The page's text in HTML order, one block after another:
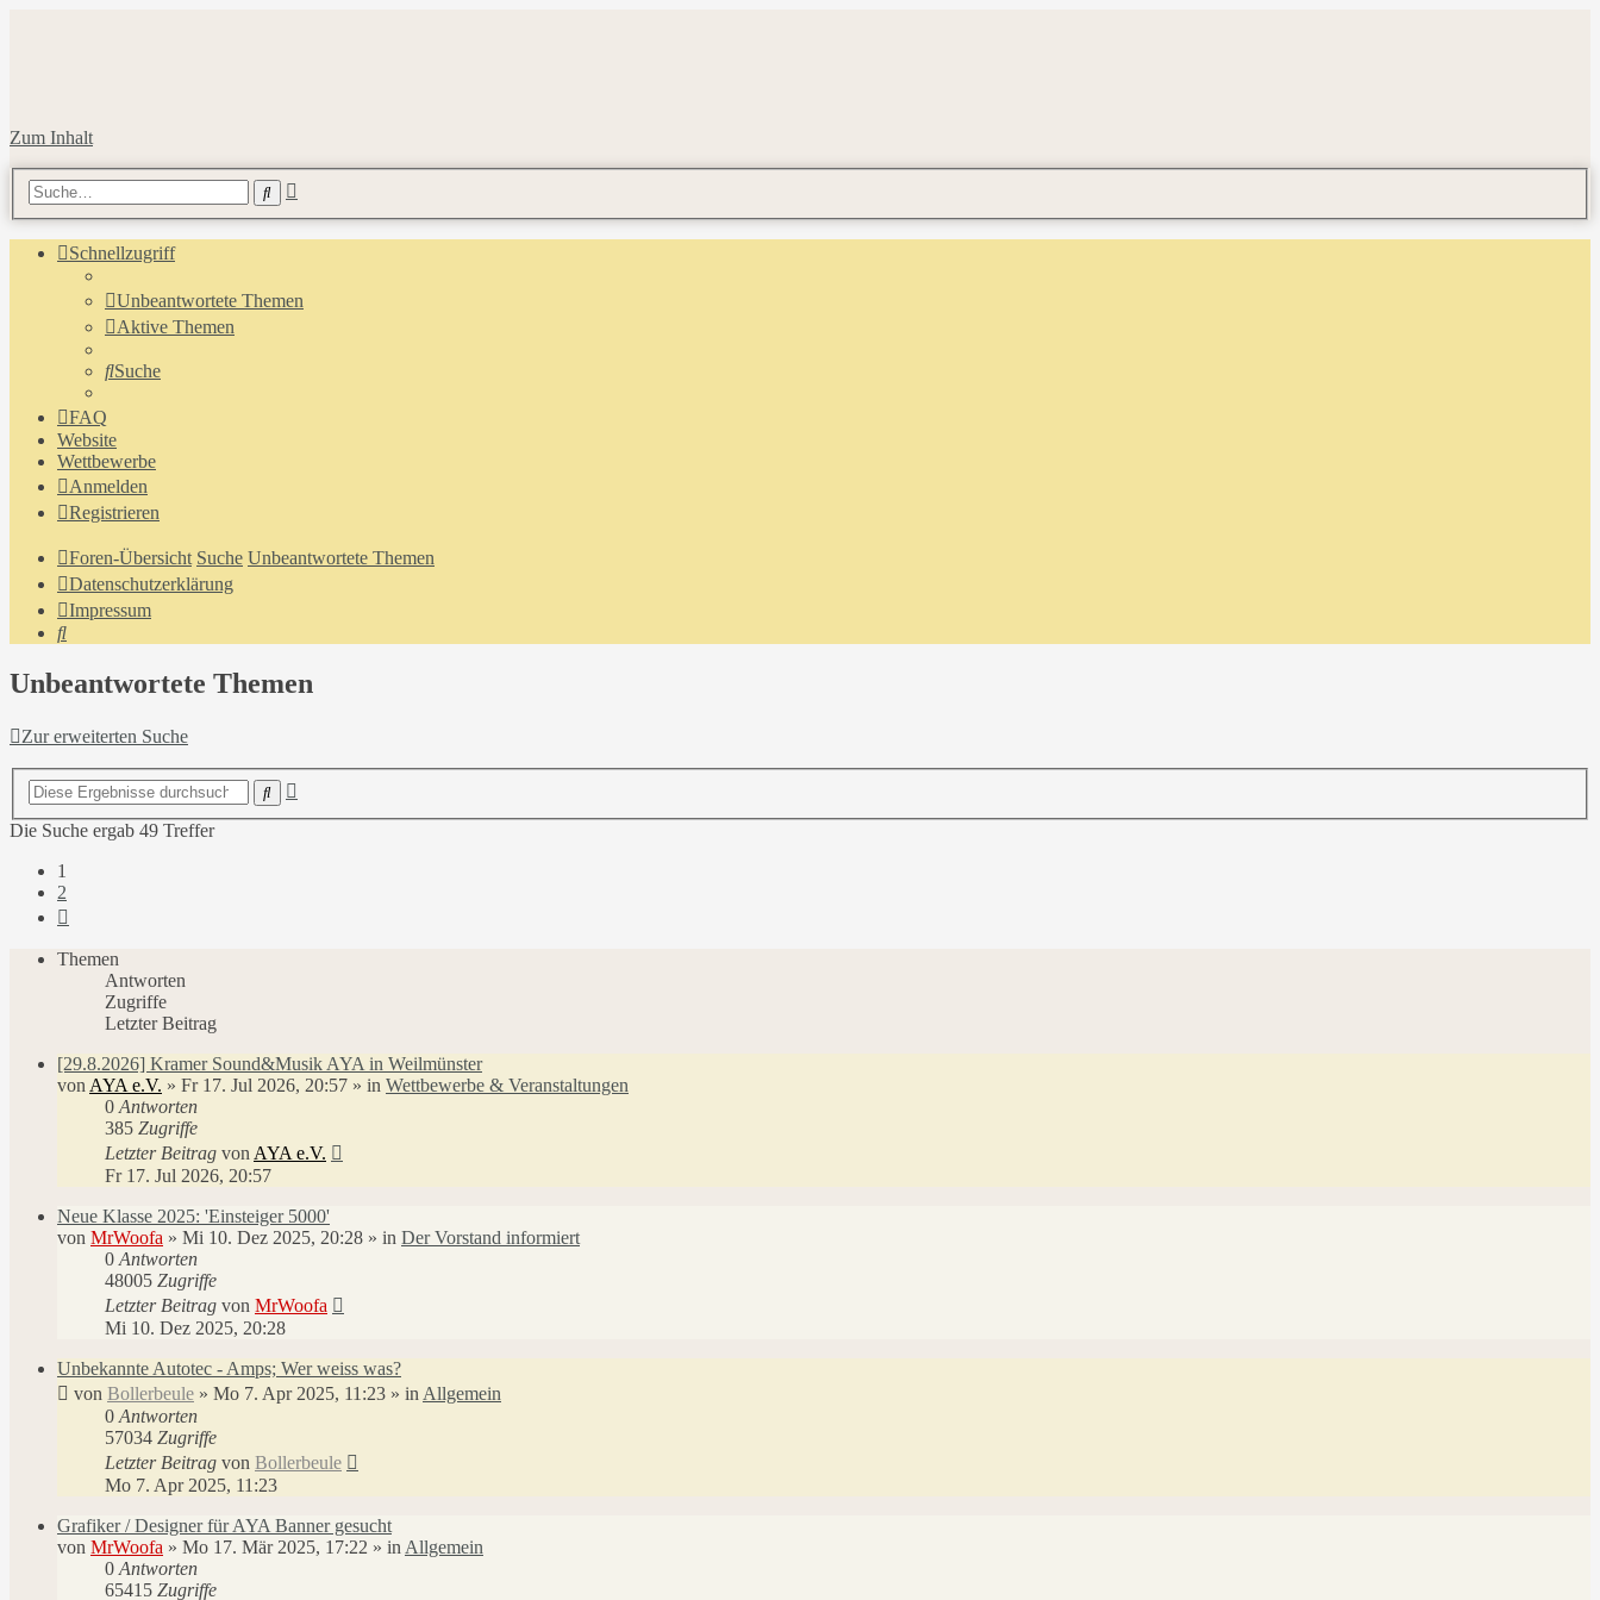
Zum Inhalt
Suche
Schnellzugriff
Unbeantwortete Themen
Aktive Themen
Suche
FAQ
Website
Wettbewerbe
Anmelden
Registrieren
Foren-Übersicht Suche Unbeantwortete Themen
Datenschutzerklärung
Impressum
Suche
Unbeantwortete Themen
Zur erweiterten Suche
Suche
Die Suche ergab 49 Treffer
1
2
Themen
Antworten
Zugriffe
Letzter Beitrag
[29.8.2026] Kramer Sound&Musik AYA in Weilmünster
von AYA e.V. » Fr 17. Jul 2026, 20:57 » in Wettbewerbe & Veranstaltungen
0 Antworten
385 Zugriffe
Letzter Beitrag von AYA e.V.
Fr 17. Jul 2026, 20:57
Neue Klasse 2025: 'Einsteiger 5000'
von MrWoofa » Mi 10. Dez 2025, 20:28 » in Der Vorstand informiert
0 Antworten
48005 Zugriffe
Letzter Beitrag von MrWoofa
Mi 10. Dez 2025, 20:28
Unbekannte Autotec - Amps; Wer weiss was?
von Bollerbeule » Mo 7. Apr 2025, 11:23 » in Allgemein
0 Antworten
57034 Zugriffe
Letzter Beitrag von Bollerbeule
Mo 7. Apr 2025, 11:23
Grafiker / Designer für AYA Banner gesucht
von MrWoofa » Mo 17. Mär 2025, 17:22 » in Allgemein
0 Antworten
65415 Zugriffe